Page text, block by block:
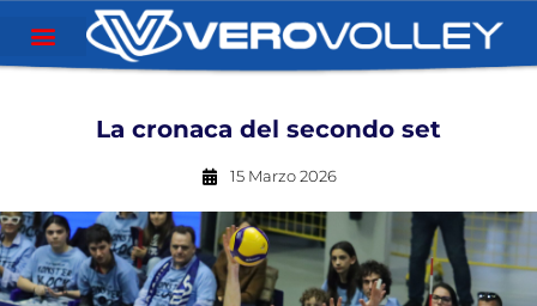
La cronaca del secondo set
15 Marzo 2026